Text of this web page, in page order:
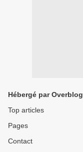
Hébergé par Overblog
Top articles
Pages
Contact